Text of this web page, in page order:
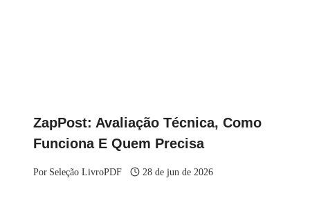
ZapPost: Avaliação Técnica, Como
Funciona E Quem Precisa
Por Seleção LivroPDF 28 de jun de 2026